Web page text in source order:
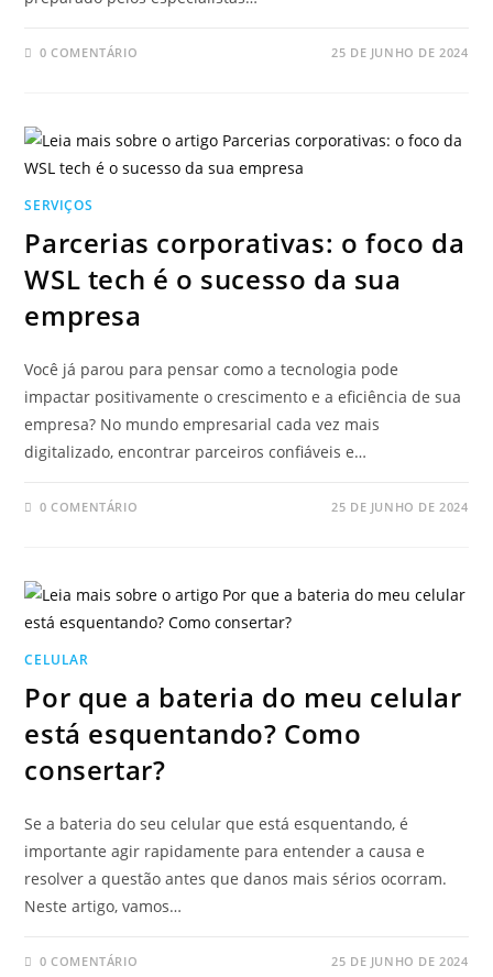
0 COMENTÁRIO 25 DE JUNHO DE 2024
SERVIÇOS
Parcerias corporativas: o foco da
WSL tech é o sucesso da sua
empresa
Você já parou para pensar como a tecnologia pode
impactar positivamente o crescimento e a eficiência de sua
empresa? No mundo empresarial cada vez mais
digitalizado, encontrar parceiros confiáveis e…
0 COMENTÁRIO 25 DE JUNHO DE 2024
CELULAR
Por que a bateria do meu celular
está esquentando? Como
consertar?
Se a bateria do seu celular que está esquentando, é
importante agir rapidamente para entender a causa e
resolver a questão antes que danos mais sérios ocorram.
Neste artigo, vamos…
0 COMENTÁRIO 25 DE JUNHO DE 2024